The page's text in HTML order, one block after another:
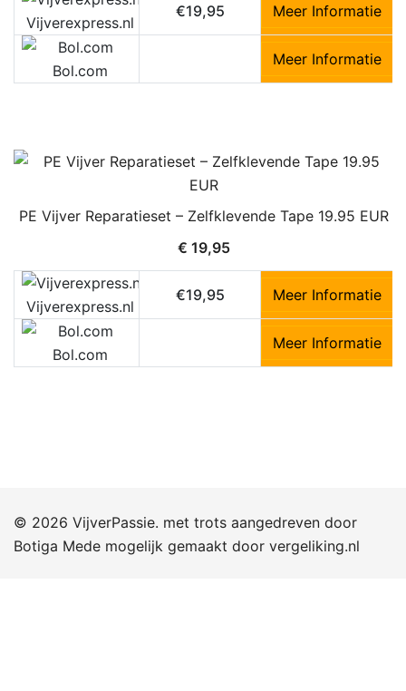
Vijverexpress.nl
€19,95 Meer Informatie
Bol.com
Meer Informatie
PE Vijver Reparatieset – Zelfklevende Tape 19.95 EUR
€ 19,95
Vijverexpress.nl
€19,95 Meer Informatie
Bol.com
Meer Informatie
© 2026 VijverPassie. met trots aangedreven door
Botiga Mede mogelijk gemaakt door vergeliking.nl